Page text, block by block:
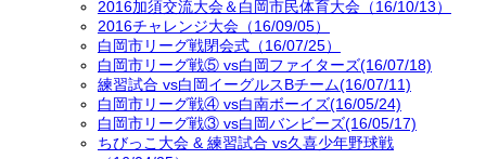
2016加須交流大会＆白岡市民体育大会（16/10/13）
2016チャレンジ大会（16/09/05）
白岡市リーグ戦閉会式（16/07/25）
白岡市リーグ戦⑤ vs白岡ファイターズ(16/07/18)
練習試合 vs白岡イーグルスBチーム(16/07/11)
白岡市リーグ戦④ vs白南ボーイズ(16/05/24)
白岡市リーグ戦③ vs白岡バンビーズ(16/05/17)
ちびっこ大会 & 練習試合 vs久喜少年野球戦